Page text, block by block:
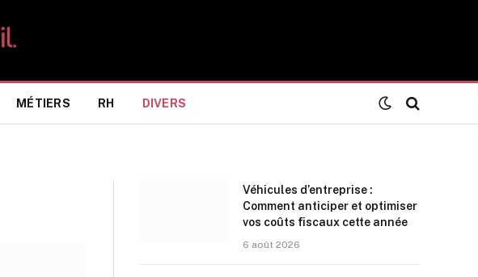
MÉTIERS RH DIVERS
Véhicules d’entreprise :
Comment anticiper et optimiser
vos coûts fiscaux cette année
6 août 2026